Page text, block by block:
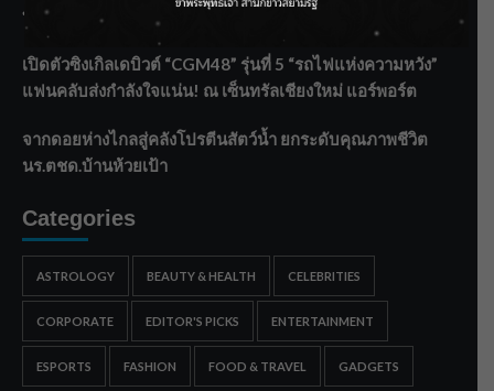
บริหารเชิงรุกลดเสี่ยงน้ำท่วม
เปิดตัวซิงเกิลเดบิวต์ “CGM48” รุ่นที่ 5 “รถไฟแห่งความหวัง”
แฟนคลับส่งกำลังใจแน่น! ณ เซ็นทรัลเชียงใหม่ แอร์พอร์ต
จากดอยห่างไกลสู่คลังโปรตีนสัตว์น้ำ ยกระดับคุณภาพชีวิต
นร.ตชด.บ้านห้วยเป้า
Categories
ASTROLOGY BEAUTY & HEALTH CELEBRITIES
CORPORATE EDITOR'S PICKS ENTERTAINMENT
ESPORTS FASHION FOOD & TRAVEL GADGETS